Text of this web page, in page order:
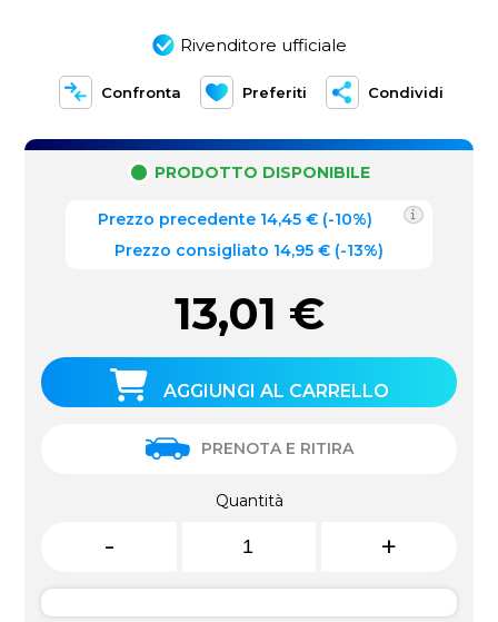
Rivenditore ufficiale
Confronta Preferiti Condividi
PRODOTTO DISPONIBILE
Prezzo precedente 14,45 € (-10%)
Prezzo consigliato 14,95 € (-13%)
13,01 €
AGGIUNGI AL CARRELLO
PRENOTA E RITIRA
Quantità
- +